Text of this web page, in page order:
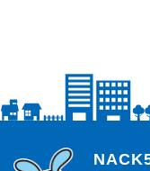
らじっと君